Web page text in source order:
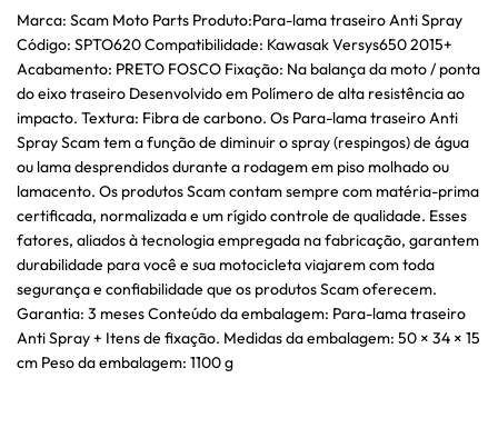
Marca: Scam Moto Parts Produto:Para-lama traseiro Anti Spray
Código: SPTO620 Compatibilidade: Kawasak Versys650 2015+
Acabamento: PRETO FOSCO Fixação: Na balança da moto / ponta
do eixo traseiro Desenvolvido em Polímero de alta resistência ao
impacto. Textura: Fibra de carbono. Os Para-lama traseiro Anti
Spray Scam tem a função de diminuir o spray (respingos) de água
ou lama desprendidos durante a rodagem em piso molhado ou
lamacento. Os produtos Scam contam sempre com matéria-prima
certificada, normalizada e um rígido controle de qualidade. Esses
fatores, aliados à tecnologia empregada na fabricação, garantem
durabilidade para você e sua motocicleta viajarem com toda
segurança e confiabilidade que os produtos Scam oferecem.
Garantia: 3 meses Conteúdo da embalagem: Para-lama traseiro
Anti Spray + Itens de fixação. Medidas da embalagem: 50 × 34 × 15
cm Peso da embalagem: 1100 g